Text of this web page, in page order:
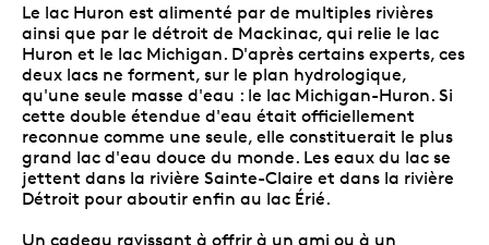
Le lac Huron est alimenté par de multiples rivières
ainsi que par le détroit de Mackinac, qui relie le lac
Huron et le lac Michigan. D'après certains experts, ces
deux lacs ne forment, sur le plan hydrologique,
qu'une seule masse d'eau : le lac Michigan-Huron. Si
cette double étendue d'eau était officiellement
reconnue comme une seule, elle constituerait le plus
grand lac d'eau douce du monde. Les eaux du lac se
jettent dans la rivière Sainte-Claire et dans la rivière
Détroit pour aboutir enfin au lac Érié.
Un cadeau ravissant à offrir à un ami ou à un